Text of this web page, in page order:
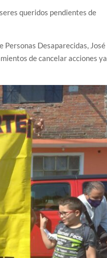
queridos pendientes de
Personas Desaparecidas, José
de cancelar acciones ya